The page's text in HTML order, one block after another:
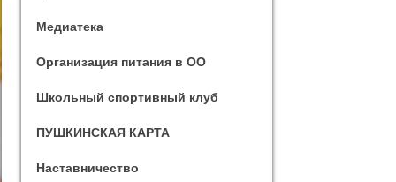
Медиатека
Организация питания в ОО
Школьный спортивный клуб
ПУШКИНСКАЯ КАРТА
Наставничество